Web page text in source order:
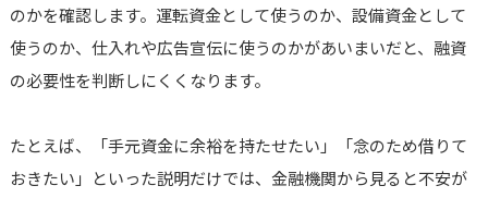
のかを確認します。運転資金として使うのか、設備資金として
使うのか、仕入れや広告宣伝に使うのかがあいまいだと、融資
の必要性を判断しにくくなります。
たとえば、「手元資金に余裕を持たせたい」「念のため借りて
おきたい」といった説明だけでは、金融機関から見ると不安が